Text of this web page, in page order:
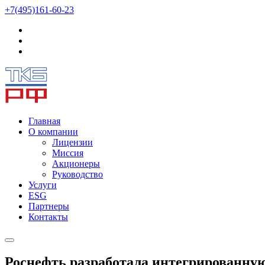
+7(495)161-60-23
Главная
О компании
Лицензии
Миссия
Акционеры
Руководство
Услуги
ESG
Партнеры
Контакты